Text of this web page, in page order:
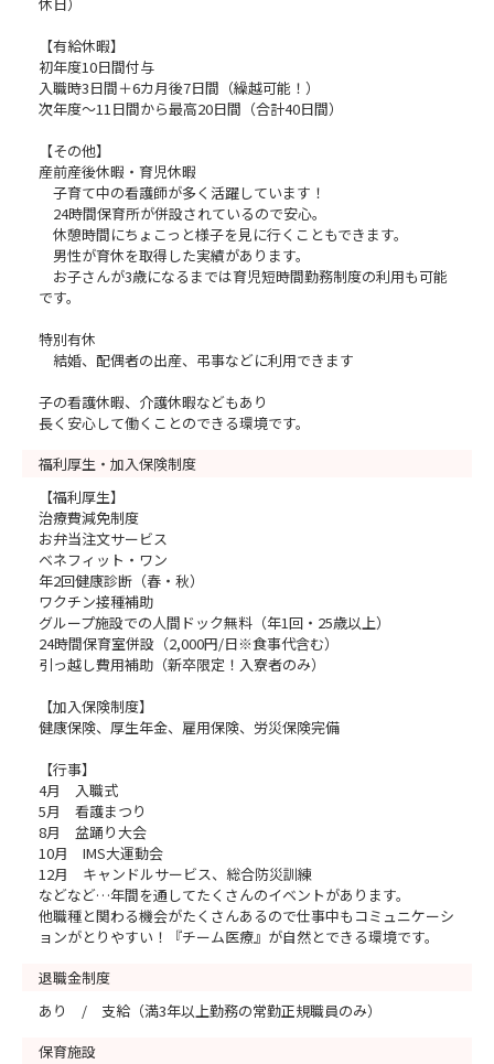
【有給休暇】
初年度10日間付与
入職時3日間＋6カ月後7日間（繰越可能！）
次年度～11日間から最高20日間（合計40日間）
【その他】
産前産後休暇・育児休暇
子育て中の看護師が多く活躍しています！
24時間保育所が併設されているので安心。
休憩時間にちょこっと様子を見に行くこともできます。
男性が育休を取得した実績があります。
お子さんが3歳になるまでは育児短時間勤務制度の利用も可能
です。
特別有休
結婚、配偶者の出産、弔事などに利用できます
子の看護休暇、介護休暇などもあり
長く安心して働くことのできる環境です。
福利厚生・加入保険制度
【福利厚生】
治療費減免制度
お弁当注文サービス
ベネフィット・ワン
年2回健康診断（春・秋）
ワクチン接種補助
グループ施設での人間ドック無料（年1回・25歳以上）
24時間保育室併設（2,000円/日※食事代含む）
引っ越し費用補助（新卒限定！入寮者のみ）
【加入保険制度】
健康保険、厚生年金、雇用保険、労災保険完備
【行事】
4月 入職式
5月 看護まつり
8月 盆踊り大会
10月 IMS大運動会
12月 キャンドルサービス、総合防災訓練
などなど…年間を通してたくさんのイベントがあります。
他職種と関わる機会がたくさんあるので仕事中もコミュニケーシ
ョンがとりやすい！『チーム医療』が自然とできる環境です。
退職金制度
あり / 支給（満3年以上勤務の常勤正規職員のみ）
保育施設